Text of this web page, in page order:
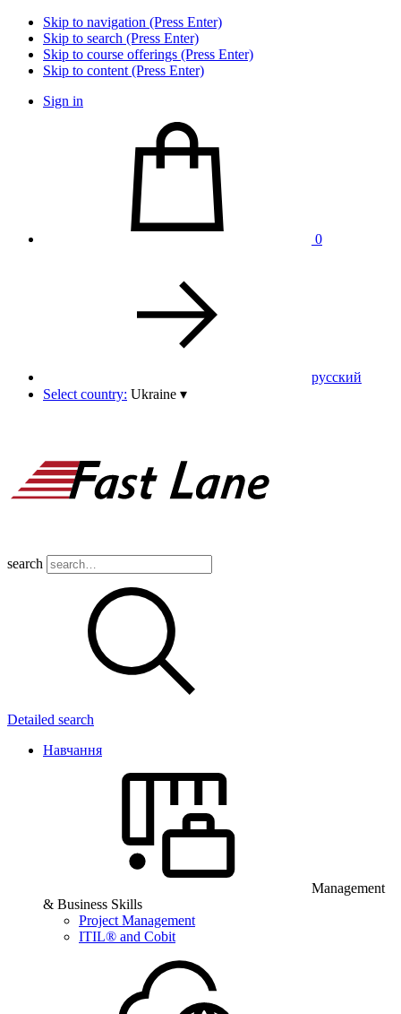
Skip to navigation (Press Enter)
Skip to search (Press Enter)
Skip to course offerings (Press Enter)
Skip to content (Press Enter)
Sign in
0
pусский
Select country: Ukraine ▾
search
Detailed search
Навчання
Management
& Business Skills
Project Management
ITIL® and Cobit